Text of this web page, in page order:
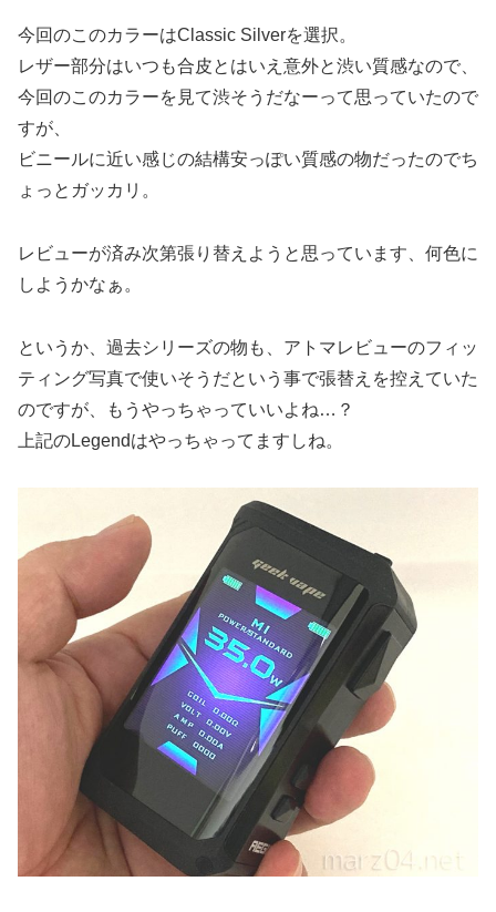
今回のこのカラーはClassic Silverを選択。
レザー部分はいつも合皮とはいえ意外と渋い質感なので、
今回のこのカラーを見て渋そうだなーって思っていたので
すが、
ビニールに近い感じの結構安っぽい質感の物だったのでち
ょっとガッカリ。
レビューが済み次第張り替えようと思っています、何色に
しようかなぁ。
というか、過去シリーズの物も、アトマレビューのフィッ
ティング写真で使いそうだという事で張替えを控えていた
のですが、もうやっちゃっていいよね…？
上記のLegendはやっちゃってますしね。